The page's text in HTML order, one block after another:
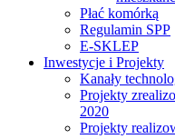
Płać komórką
Regulamin SPP
E-SKLEP
Inwestycje i Projekty
Kanały
Projekty
2020
Projekty